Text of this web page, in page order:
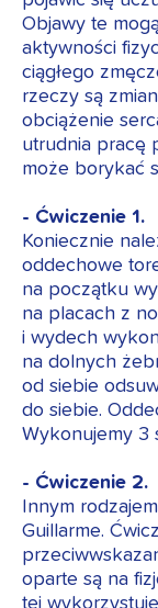
Objawy te
aktywności
ciągłego
rzeczy są
obciążenie
utrudnia pracę
może borykać
- Ćwiczenie 1.
Koniecznie
oddechowe
na początku
na placach z
i wydech
na dolnych
od siebie
do siebie.
Wykonujemy 3
- Ćwiczenie 2.
Innym
Guillarme.
oparte są na
tej